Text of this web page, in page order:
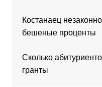
Костанаец
бешеные проценты
Сколько
гранты